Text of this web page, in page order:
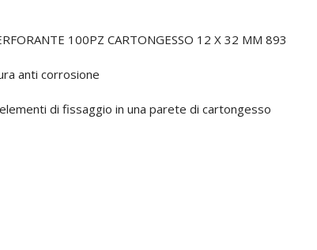
100PZ CARTONGESSO 12 X 32 MM 893
anti corrosione
di fissaggio in una parete di cartongesso